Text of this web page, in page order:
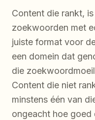
Content die rankt,
zoekwoorden met
juiste format voor
een domein dat
die
Content die niet
minstens één van
ongeacht hoe goed